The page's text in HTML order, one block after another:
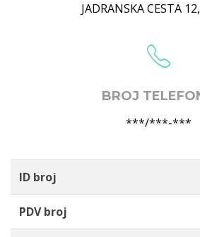
JADRANSKA CESTA 12,
BROJ
***/***-***
ID broj
PDV broj